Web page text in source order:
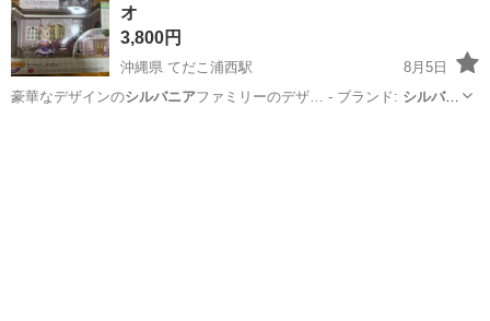
オ
3,800円
沖縄県 てだこ浦西駅
8月5日
豪華なデザインのシルバニアファミリーのデザ… - ブランド: シルバニ